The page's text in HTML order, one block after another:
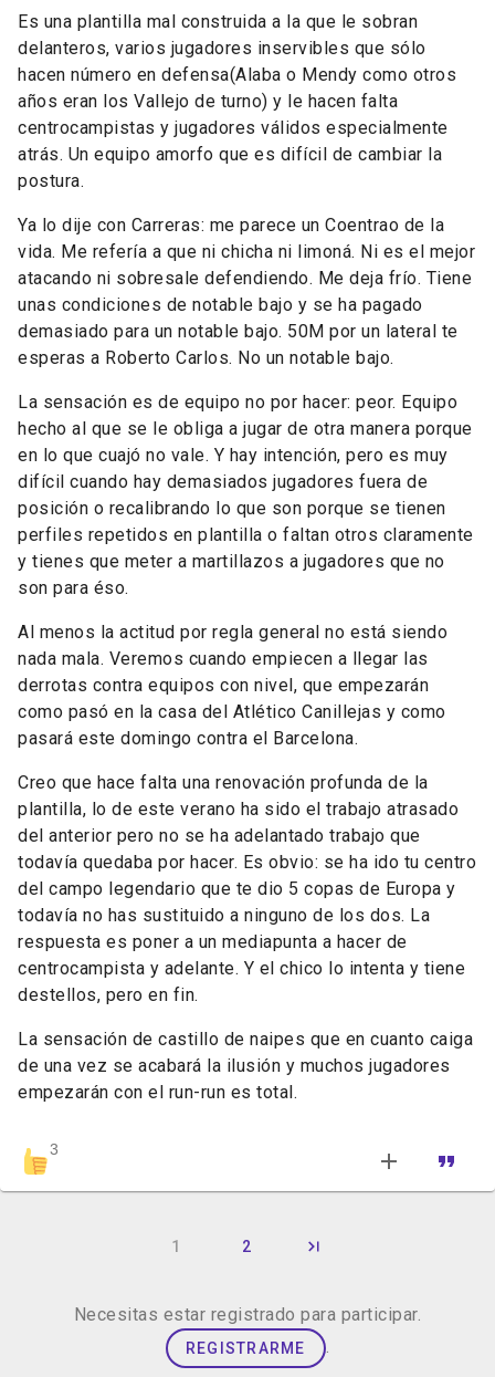
Es una plantilla mal construida a la que le sobran
delanteros, varios jugadores inservibles que sólo
hacen número en defensa(Alaba o Mendy como otros
años eran los Vallejo de turno) y le hacen falta
centrocampistas y jugadores válidos especialmente
atrás. Un equipo amorfo que es difícil de cambiar la
postura.
Ya lo dije con Carreras: me parece un Coentrao de la
vida. Me refería a que ni chicha ni limoná. Ni es el mejor
atacando ni sobresale defendiendo. Me deja frío. Tiene
unas condiciones de notable bajo y se ha pagado
demasiado para un notable bajo. 50M por un lateral te
esperas a Roberto Carlos. No un notable bajo.
La sensación es de equipo no por hacer: peor. Equipo
hecho al que se le obliga a jugar de otra manera porque
en lo que cuajó no vale. Y hay intención, pero es muy
difícil cuando hay demasiados jugadores fuera de
posición o recalibrando lo que son porque se tienen
perfiles repetidos en plantilla o faltan otros claramente
y tienes que meter a martillazos a jugadores que no
son para éso.
Al menos la actitud por regla general no está siendo
nada mala. Veremos cuando empiecen a llegar las
derrotas contra equipos con nivel, que empezarán
como pasó en la casa del Atlético Canillejas y como
pasará este domingo contra el Barcelona.
Creo que hace falta una renovación profunda de la
plantilla, lo de este verano ha sido el trabajo atrasado
del anterior pero no se ha adelantado trabajo que
todavía quedaba por hacer. Es obvio: se ha ido tu centro
del campo legendario que te dio 5 copas de Europa y
todavía no has sustituido a ninguno de los dos. La
respuesta es poner a un mediapunta a hacer de
centrocampista y adelante. Y el chico lo intenta y tiene
destellos, pero en fin.
La sensación de castillo de naipes que en cuanto caiga
de una vez se acabará la ilusión y muchos jugadores
empezarán con el run-run es total.
3
1 2
Necesitas estar registrado para participar.
REGISTRARME .